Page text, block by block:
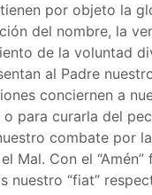
por objeto la
del nombre, la
de la voluntad
al Padre
conciernen a
o para curarla del
combate por
Mal. Con el “Amén”
nuestro “fiat”